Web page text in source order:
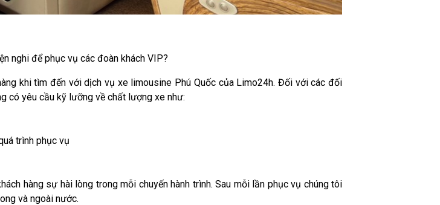
nghi để phục vụ các đoàn khách VIP?
khi tìm đến với dịch vụ xe limousine Phú Quốc của Limo24h. Đối với các đối
có yêu cầu kỹ lưỡng về chất lượng xe như:
trình phục vụ
hàng sự hài lòng trong mỗi chuyến hành trình. Sau mỗi lần phục vụ chúng tôi
và ngoài nước.